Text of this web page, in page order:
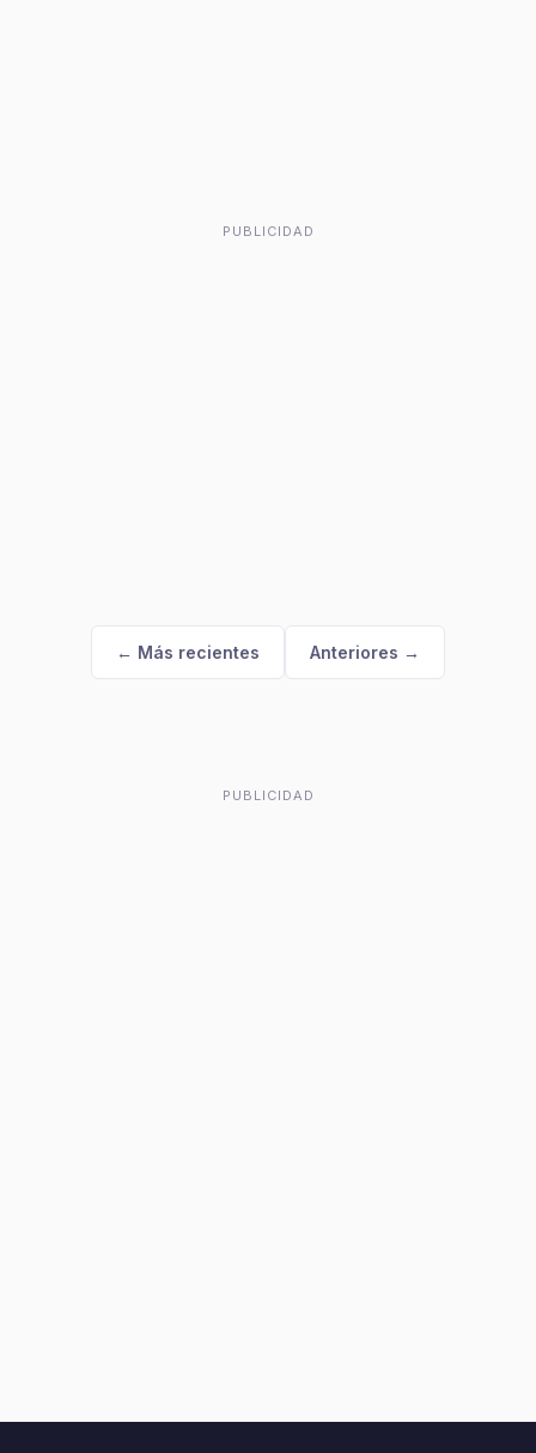
PUBLICIDAD
← Más recientes Anteriores →
PUBLICIDAD